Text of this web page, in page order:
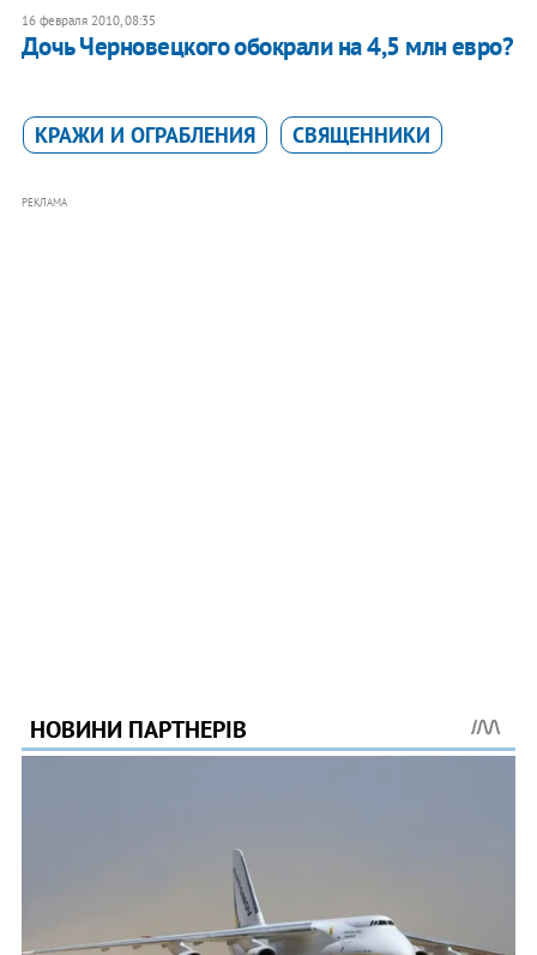
16 февраля 2010, 08:35
Дочь Черновецкого обокрали на 4,5 млн евро?
КРАЖИ И ОГРАБЛЕНИЯ СВЯЩЕННИКИ
РЕКЛАМА